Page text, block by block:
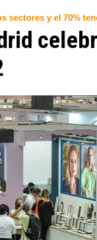
sectores y el 70%